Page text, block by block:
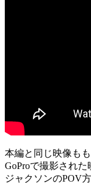
本編と同じ映像も
GoProで撮影され
ジャクソンのPOV